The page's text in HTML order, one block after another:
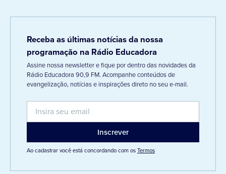
Receba as últimas notícias da nossa
programação na Rádio Educadora
Assine nossa newsletter e fique por dentro das novidades da
Rádio Educadora 90,9 FM. Acompanhe conteúdos de
evangelização, notícias e inspirações direto no seu e-mail.
Ao cadastrar você está concordando com osTermos